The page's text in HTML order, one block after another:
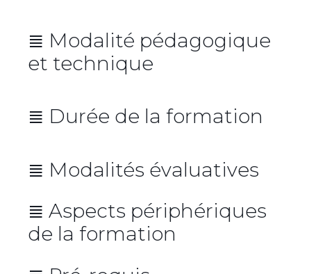
catalogue UX-Republic.
Moyenne globale : -/10
-/4
≣ Modalité pédagogique
et technique
≣ Durée de la formation
journée
≣ Modalités évaluatives
≣ Aspects périphériques
de la formation